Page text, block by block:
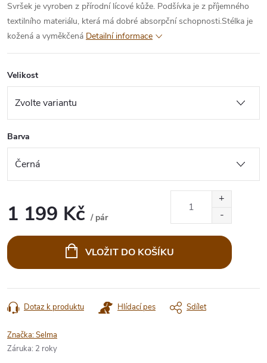
Svršek je vyroben z přírodní lícové kůže. Podšívka je z příjemného
textilního materiálu, která má dobré absorpční schopnosti.Stélka je
kožená a vyměkčená Detailní informace
Velikost
Barva
1 199 Kč / pár
cena:
VLOŽIT DO KOŠÍKU
Dotaz k produktu Hlídací pes Sdílet
Značka:Selma
Záruka: 2 roky